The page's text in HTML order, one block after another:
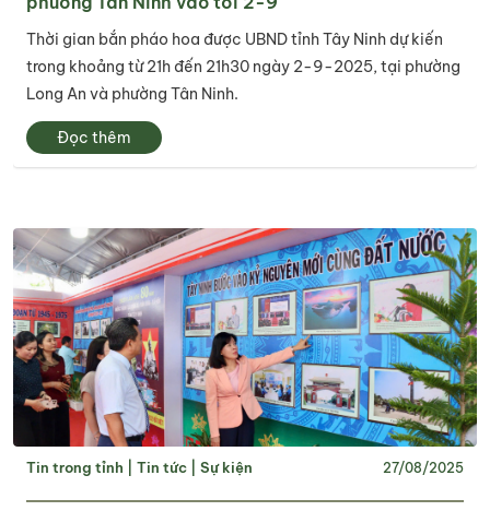
Thời gian bắn pháo hoa được UBND tỉnh Tây Ninh dự kiến
trong khoảng từ 21h đến 21h30 ngày 2-9-2025, tại phường
Long An và phường Tân Ninh.
Đọc thêm
Tin trong tỉnh Tin tức Sự kiện 27/08/2025